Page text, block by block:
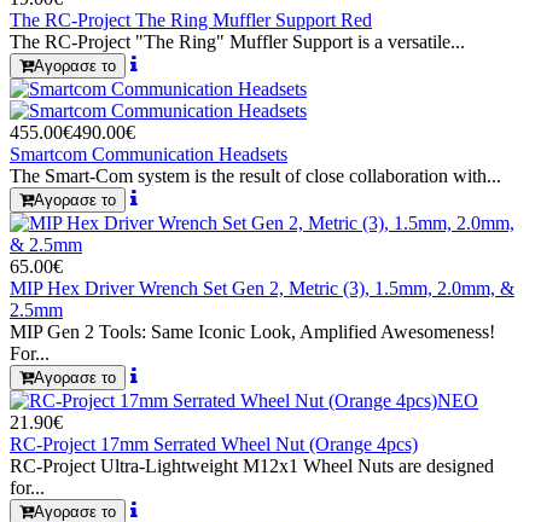
The RC-Project The Ring Muffler Support Red
The RC-Project "The Ring" Muffler Support is a versatile...
Αγορασε το
455.00€490.00€
Smartcom Communication Headsets
The Smart-Com system is the result of close collaboration with...
Αγορασε το
65.00€
MIP Hex Driver Wrench Set Gen 2, Metric (3), 1.5mm, 2.0mm, &
2.5mm
MIP Gen 2 Tools: Same Iconic Look, Amplified Awesomeness!
For...
Αγορασε το
ΝΕΟ
21.90€
RC-Project 17mm Serrated Wheel Nut (Orange 4pcs)
RC-Project Ultra-Lightweight M12x1 Wheel Nuts are designed
for...
Αγορασε το